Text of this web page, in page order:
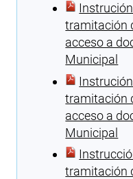
tramitación
acceso a
Municipal
tramitación
acceso a
Municipal
tramitación